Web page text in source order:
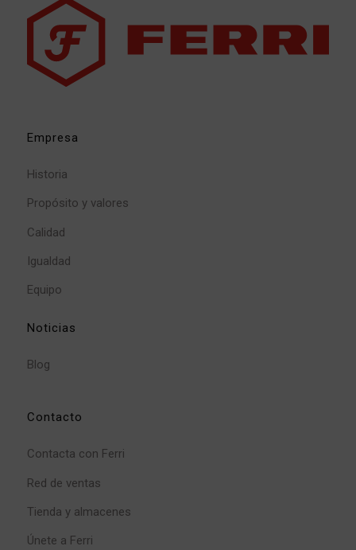
Empresa
Historia
Propósito y valores
Calidad
Igualdad
Equipo
Noticias
Blog
Contacto
Contacta con Ferri
Red de ventas
Tienda y almacenes
Únete a Ferri